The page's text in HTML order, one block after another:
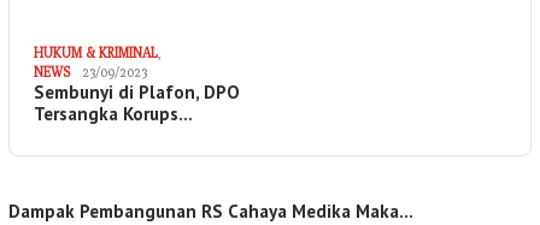
HUKUM & KRIMINAL
NEWS
23/09/2023
Sembunyi di Plafon, DPO
Tersangka Korups…
Dampak Pembangunan RS Cahaya Medika Maka…